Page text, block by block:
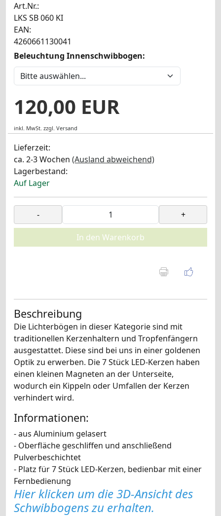
Art.Nr.:
LKS SB 060 KI
EAN:
4260661130041
Beleuchtung Innenschwibbogen:
120,00 EUR
inkl. MwSt. zzgl. Versand
Lieferzeit:
ca. 2-3 Wochen (Ausland abweichend)
Lagerbestand:
Auf Lager
- +
In den Warenkorb
Beschreibung
Die Lichterbögen in dieser Kategorie sind mit
traditionellen Kerzenhaltern und Tropfenfängern
ausgestattet. Diese sind bei uns in einer goldenen
Optik zu erwerben. Die 7 Stück LED-Kerzen haben
einen kleinen Magneten an der Unterseite,
wodurch ein Kippeln oder Umfallen der Kerzen
verhindert wird.
Informationen:
- aus Aluminium gelasert
- Oberfläche geschliffen und anschließend
Pulverbeschichtet
- Platz für 7 Stück LED-Kerzen, bedienbar mit einer
Fernbedienung
Hier klicken um die 3D-Ansicht des
Schwibbogens zu erhalten.